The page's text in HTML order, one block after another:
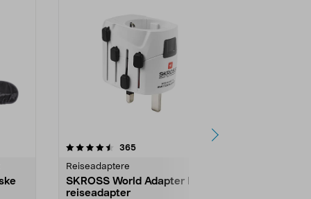
365anmeldelser
Reiseadaptere
SKROSS World Adapter Pro
reiseadapter